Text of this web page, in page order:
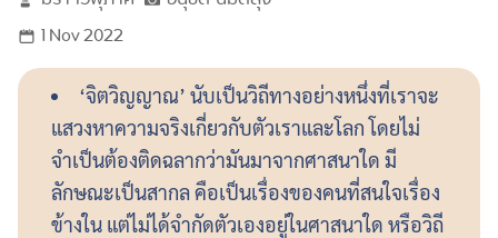
1 Nov 2022
‘จิตวิญญาณ’ นับเป็นวิถีทางอย่างหนึ่งที่เราจะ
แสวงหาความจริงเกี่ยวกับตัวเราและโลก โดยไม่
จำเป็นต้องติดฉลากว่ามันมาจากศาสนาใด มี
ลักษณะเป็นสากล คือเป็นเรื่องของคนที่สนใจเรื่อง
ข้างใน แต่ไม่ได้จำกัดตัวเองอยู่ในศาสนาใด หรือวิถี